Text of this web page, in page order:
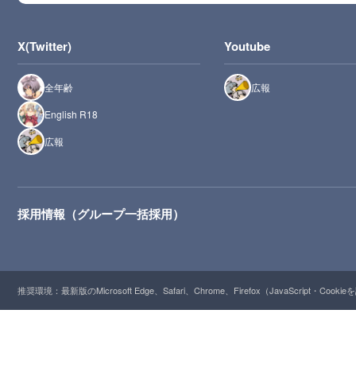
X(Twitter)
全年齢
English R18
広報
Youtube
広報
採用情報（グループ一括採用）
推奨環境：最新版のMicrosoft Edge、Safari、Chrome、Firefox（JavaScript・Cookie